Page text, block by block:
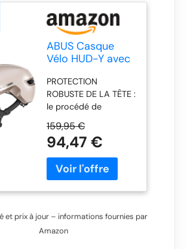
ABUS Casque
Vélo HUD-Y avec
Champagne/Gold,
M
PROTECTION
ROBUSTE DE LA TÊTE :
le procédé de
relie la mousse dure
absorbant les chocs
(EPS) de manière
indissociable aux
coques extérieures
résistantes aux chocs.
lumineuse stylée à
haute puissance et 4
159,95 €
94,47 €
et prix à jour – informations fournies par
Amazon